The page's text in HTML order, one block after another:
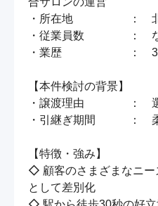
・所在地　　　　　：　
・従業員数　　　　：　
・業歴　　　　　　：　
【本件検討の背景】
・譲渡理由　　　　：　
・引継ぎ期間　　　：　
【特徴・強み】
◇ 顧客のさまざまなニー
として差別化